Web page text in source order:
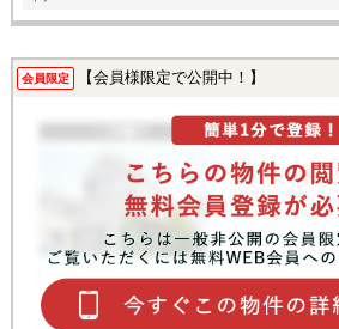
会員限定 【会員様限定で公開中！】